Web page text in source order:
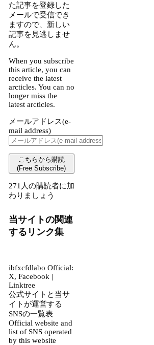
た記事を登録した
メールで受信でき
ますので、新しい
記事を見逃しませ
ん。
When you subscribe
this article, you can
receive the latest
arcticles. You can no
longer miss the
latest arcticles.
メールアドレス(e-
mail address)
こちらから購読
(Free Subscribe)
271人の購読者に加
わりましょう
当サイトの関連
するリンク集
ibfxcfdlabo Official:
X, Facebook |
Linktree
公式サイトと当サ
イトが運営する
SNSの一覧表
Official website and
list of SNS operated
by this website